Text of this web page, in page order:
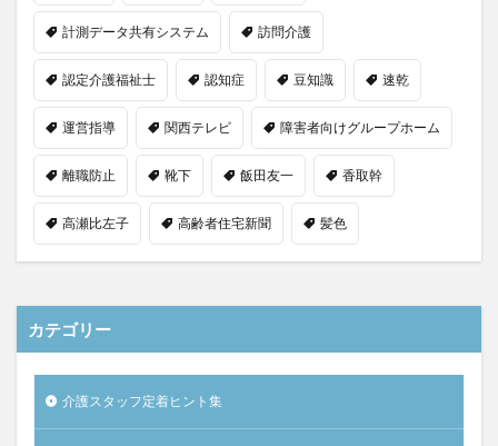
計測データ共有システム 訪問介護
認定介護福祉士 認知症 豆知識 速乾
運営指導 関西テレビ 障害者向けグループホーム
離職防止 靴下 飯田友一 香取幹
高瀬比左子 高齢者住宅新聞 髪色
カテゴリー
介護スタッフ定着ヒント集